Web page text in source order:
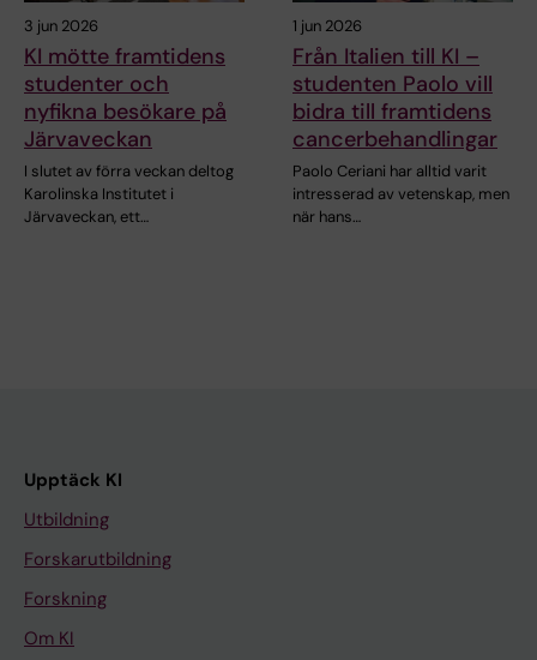
3 jun 2026
KI mötte framtidens
studenter och
nyfikna besökare på
Järvaveckan
I slutet av förra veckan deltog
Karolinska Institutet i
Järvaveckan, ett…
1 jun 2026
Från Italien till KI –
studenten Paolo vill
bidra till framtidens
cancerbehandlingar
Paolo Ceriani har alltid varit
intresserad av vetenskap, men
när hans…
Upptäck KI
Utbildning
Forskarutbildning
Forskning
Om KI